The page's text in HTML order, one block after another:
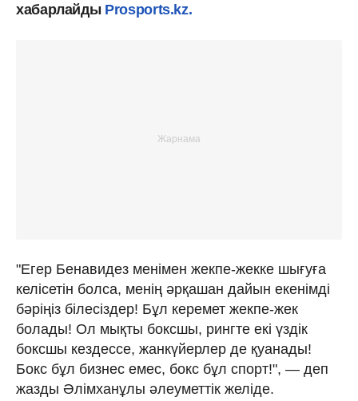
хабарлайды Prosports.kz.
"Егер Бенавидез менімен жекпе-жекке шығуға
келісетін болса, менің әрқашан дайын екенімді
бәріңіз білесіздер! Бұл керемет жекпе-жек
болады! Ол мықты боксшы, рингте екі үздік
боксшы кездессе, жанкүйерлер де қуанады!
Бокс бұл бизнес емес, бокс бұл спорт!", — деп
жазды Әлімханұлы әлеуметтік желіде.